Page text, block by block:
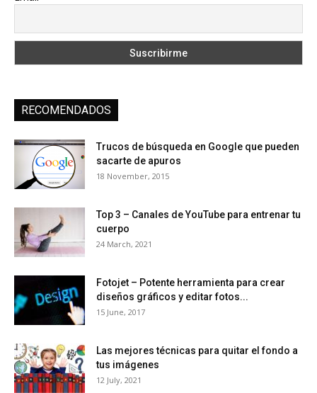
RECOMENDADOS
Trucos de búsqueda en Google que pueden
sacarte de apuros
18 November, 2015
Top 3 – Canales de YouTube para entrenar tu
cuerpo
24 March, 2021
Fotojet – Potente herramienta para crear
diseños gráficos y editar fotos...
15 June, 2017
Las mejores técnicas para quitar el fondo a
tus imágenes
12 July, 2021